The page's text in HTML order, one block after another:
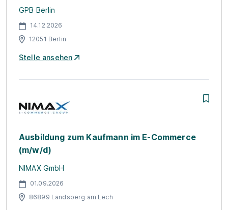
GPB Berlin
14.12.2026
12051 Berlin
Stelle ansehen
Ausbildung zum Kaufmann im E-Commerce
(m/w/d)
NIMAX GmbH
01.09.2026
86899 Landsberg am Lech